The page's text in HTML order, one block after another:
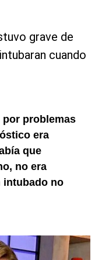
grave de
cuando
por problemas
era
que
no era
intubado no